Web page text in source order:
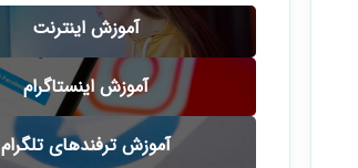
آموزش اینترنت
آموزش اینستاگرام
آموزش ترفندهای تلگرام